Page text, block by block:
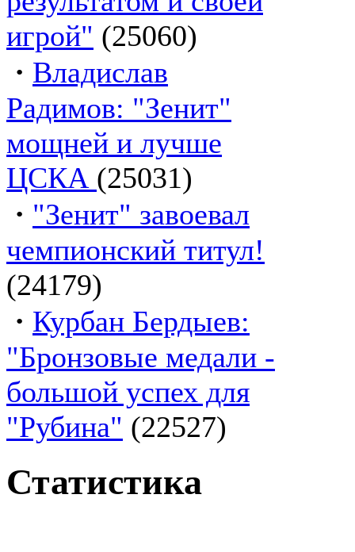
игрой" (25060)
· Владислав
Радимов: "Зенит"
мощней и лучше
ЦСКА (25031)
· "Зенит" завоевал
чемпионский титул!
(24179)
· Курбан Бердыев:
"Бронзовые медали -
большой успех для
"Рубина" (22527)
Статистика